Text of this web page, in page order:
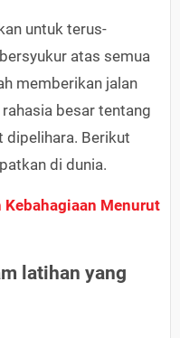
untuk terus-
atas semua
memberikan jalan
besar tentang
dipelihara. Berikut
di dunia.
Kebahagiaan Menurut
latihan yang